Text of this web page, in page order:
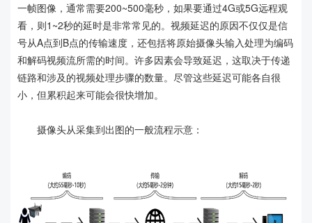
一帧图像，通常需要200~500毫秒，如果要通过4G或5G远程观
看，则1~2秒的延时是非常常见的。视频延迟的原因不仅仅是信
号从A点到B点的传输速度，还包括将原始摄像头输入处理为编码
和解码视频流所需的时间。许多因素会导致延迟，这取决于传递
链路和涉及的视频处理步骤的数量。尽管这些延迟可能各自很
小，但累积起来可能会很快增加。
摄像头从采集到出图的一般流程示意：